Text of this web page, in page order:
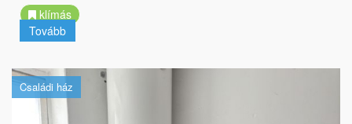
klímás
Tovább
Családi ház